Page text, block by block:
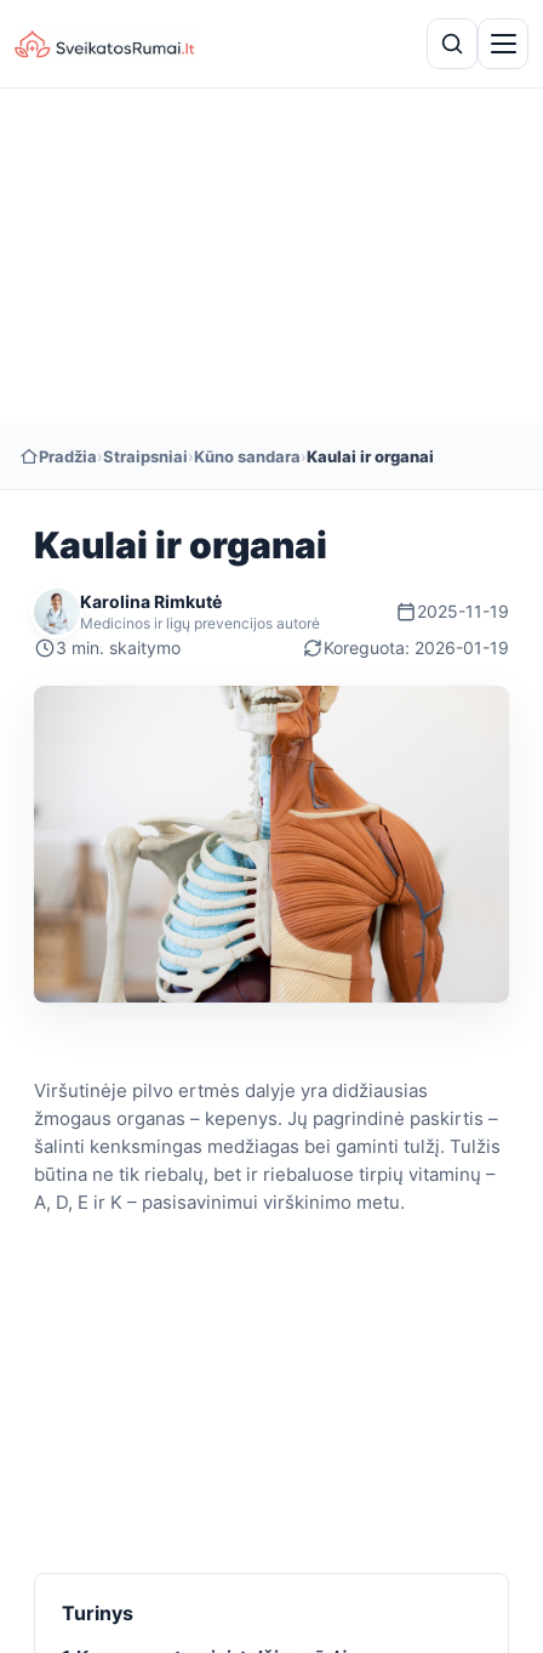
Pradžia›Straipsniai›Kūno sandara›Kaulai ir organai
Kaulai ir organai
Karolina Rimkutė
Medicinos ir ligų prevencijos autorė
2025-11-19
3 min. skaitymo
Koreguota: 2026-01-19
Viršutinėje pilvo ertmės dalyje yra didžiausias
žmogaus organas – kepenys. Jų pagrindinė paskirtis –
šalinti kenksmingas medžiagas bei gaminti tulžį. Tulžis
būtina ne tik riebalų, bet ir riebaluose tirpių vitaminų –
A, D, E ir K – pasisavinimui virškinimo metu.
Turinys